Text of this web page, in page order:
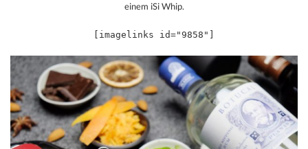
einem iSi Whip.
[imagelinks id="9858"]